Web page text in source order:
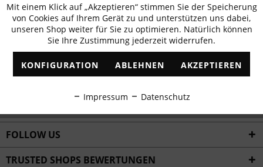
E-MAIL
Noch Fragen? Unser Kundenservice hilft Ihnen gerne!
Schreiben Sie eine Nachricht an:
FOLLOW US
TRUSTED SHOPS BEWERTUNGEN
Funktionale Aktiv
Marketing Inaktiv
Tracking Inaktiv
Personalisierung Inaktiv
Service Inaktiv
Mit einem Klick auf „Akzeptieren“ stimmen Sie der Speicherung
von Cookies auf Ihrem Gerät zu und unterstützen uns dabei,
unseren Shop weiter für Sie zu optimieren. Natürlich können
Sie Ihre Zustimmung jederzeit widerrufen.
KONFIGURATION ABLEHNEN AKZEPTIEREN
Impressum Datenschutz